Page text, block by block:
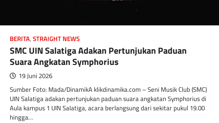
BERITA, STRAIGHT NEWS
SMC UIN Salatiga Adakan Pertunjukan Paduan
Suara Angkatan Symphorius
19 Juni 2026
Sumber Foto: Mada/DinamikA klikdinamika.com – Seni Musik Club (SMC)
UIN Salatiga adakan pertunjukan paduan suara angkatan Symphorius di
Aula kampus 1 UIN Salatiga, acara berlangsung dari sekitar pukul 19.00
hingga…